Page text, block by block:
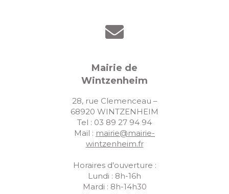
Mairie de
Wintzenheim
28, rue Clemenceau –
68920 WINTZENHEIM
Tel : 03 89 27 94 94
Mail : mairie@mairie-
wintzenheim.fr
Horaires d’ouverture :
Lundi : 8h-16h
Mardi : 8h-14h30